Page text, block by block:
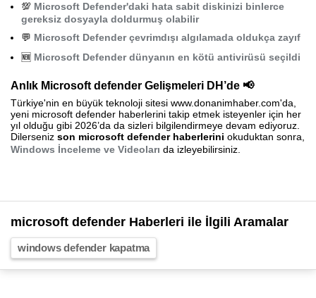
💯 Microsoft Defender'daki hata sabit diskinizi binlerce
gereksiz dosyayla doldurmuş olabilir
💬 Microsoft Defender çevrimdışı algılamada oldukça zayıf
🆕 Microsoft Defender dünyanın en kötü antivirüsü seçildi
Anlık Microsoft defender Gelişmeleri DH’de 📢
Türkiye'nin en büyük teknoloji sitesi www.donanimhaber.com'da,
yeni microsoft defender haberlerini takip etmek isteyenler için her
yıl olduğu gibi 2026’da da sizleri bilgilendirmeye devam ediyoruz.
Dilerseniz son microsoft defender haberlerini okuduktan sonra,
Windows İnceleme ve Videoları da izleyebilirsiniz.
microsoft defender Haberleri ile İlgili Aramalar
windows defender kapatma